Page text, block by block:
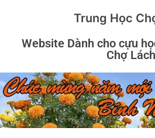
Trung Học
Website Dành cho cựu
Chợ Lách